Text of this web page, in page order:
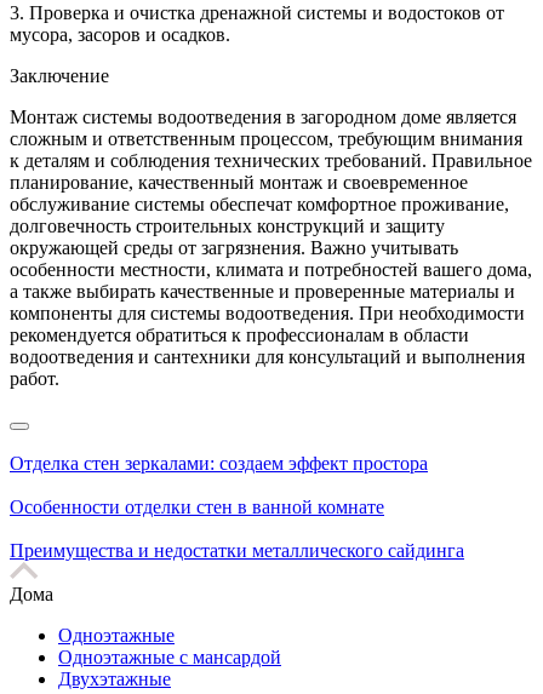
3. Проверка и очистка дренажной системы и водостоков от
мусора, засоров и осадков.
Заключение
Монтаж системы водоотведения в загородном доме является
сложным и ответственным процессом, требующим внимания
к деталям и соблюдения технических требований. Правильное
планирование, качественный монтаж и своевременное
обслуживание системы обеспечат комфортное проживание,
долговечность строительных конструкций и защиту
окружающей среды от загрязнения. Важно учитывать
особенности местности, климата и потребностей вашего дома,
а также выбирать качественные и проверенные материалы и
компоненты для системы водоотведения. При необходимости
рекомендуется обратиться к профессионалам в области
водоотведения и сантехники для консультаций и выполнения
работ.
Отделка стен зеркалами: создаем эффект простора
Особенности отделки стен в ванной комнате
Преимущества и недостатки металлического сайдинга
Дома
Одноэтажные
Одноэтажные с мансардой
Двухэтажные